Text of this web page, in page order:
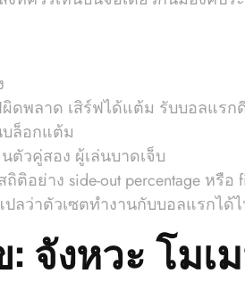
ดพลาด เสิร์ฟได้แต้ม รับบอลแรก
บล็อกแต้ม
ตัวคู่สอง ผู้เล่นบาดเจ็บ
ย่าง side-out percentage หรือ
ลว่าตัวเซตทำงานกับบอลแรกไ
จังหวะ โม